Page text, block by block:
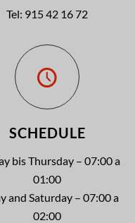
Tel: 915 42 16 72
SCHEDULE
bis Thursday – 07:00 a
01:00
and Saturday – 07:00 a
02:00